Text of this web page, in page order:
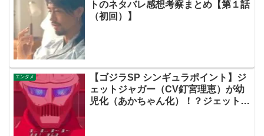
トのネタバレ感想考察まとめ【第１話
（初回）】
エンタメ
【ゴジラSP シンギュラポイント】ジ
ェットジャガー（CV釘宮理恵）が幼
児化（あかちゃん化）！？ジェットジ